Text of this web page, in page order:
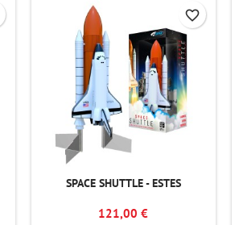
SPACE SHUTTLE - ESTES
121,00 €
favorite_border